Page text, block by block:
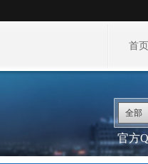
首
全部
官方